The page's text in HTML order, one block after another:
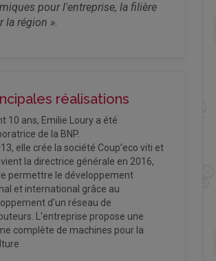
pour l'entreprise, la filière
la région ».
réalisations
10 ans, Emilie Loury a été
de la BNP.
elle crée la société Coup’eco viti et
la directrice générale en 2016,
permettre le développement
et international grâce au
d'un réseau de
L'entreprise propose une
complète de machines pour la